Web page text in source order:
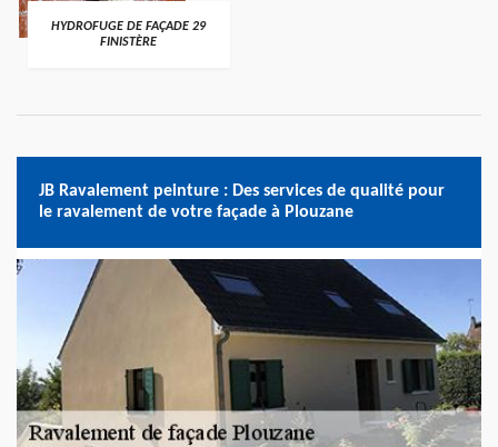
HYDROFUGE DE FAÇADE 29
FINISTÈRE
JB Ravalement peinture : Des services de qualité pour
le ravalement de votre façade à Plouzane